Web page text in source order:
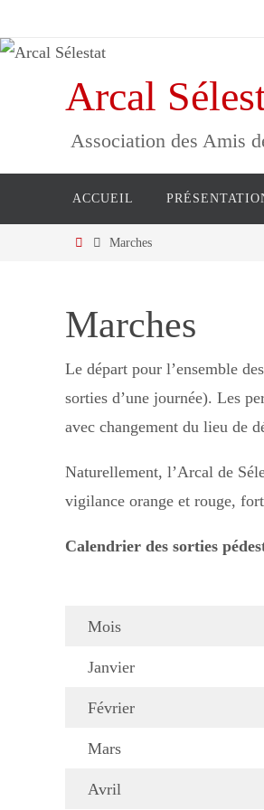
vers
Arcal
Association des Amis
ACCUEIL
HomeMarches
Marches
Le départ pour l’ensemble
sorties d’une journée). Les
avec changement du lieu de
Naturellement, l’Arcal de
vigilance orange et rouge,
Calendrier des sorties
Mois
Janvier
Février
Mars
Avril